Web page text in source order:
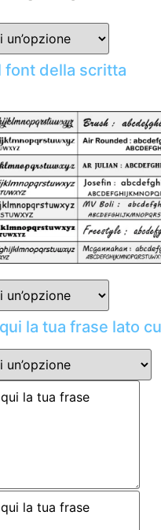
font della scritta
la tua frase lato